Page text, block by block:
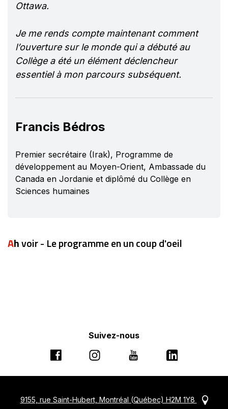
Ottawa.
Je me rends compte maintenant comment
l’ouverture sur le monde qui a débuté au
Collège a été un élément déclencheur
essentiel à mon parcours subséquent.
Francis Bédros
Premier secrétaire (Irak), Programme de
développement au Moyen-Orient, Ambassade du
Canada en Jordanie et diplômé du Collège en
Sciences humaines
Ahvoir - Le programme en un coup d'oeil
Suivez-nous
Ce
une
Ce
une
Ce
une
Ce
une
9155, rue Saint-Hubert, Montréal (Québec) H2M 1Y8
Ce